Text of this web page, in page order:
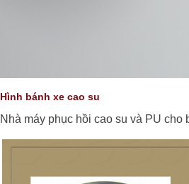
Hình bánh xe cao su
Nhà máy phục hồi cao su và PU cho